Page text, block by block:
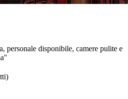
personale disponibile, camere pulite e